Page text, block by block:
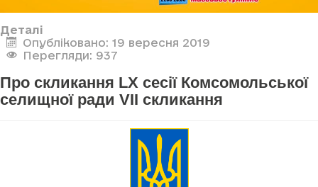
Деталі
Опубліковано: 19 вересня 2019
Перегляди: 937
Про скликання LX сесії Комсомольської
селищної ради VII скликання